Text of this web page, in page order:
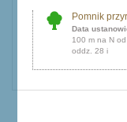
Pomnik
Data
100 m na N
oddz. 28 i